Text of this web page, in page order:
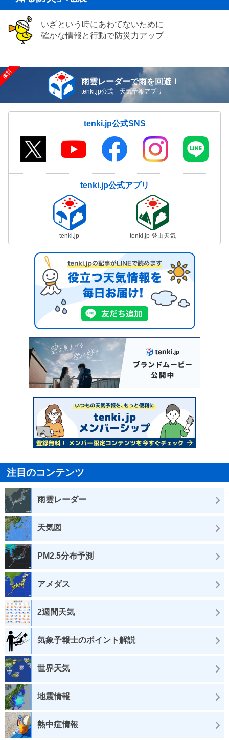
いざという時にあわてないために
確かな情報と行動で防災力アップ
雨雲レーダーで雨を回避！
tenki.jp公式 天気予報アプリ
tenki.jp公式SNS
tenki.jp公式アプリ
tenki.jp tenki.jp 登山天気
注目のコンテンツ
雨雲レーダー
天気図
PM2.5分布予測
アメダス
2週間天気
気象予報士のポイント解説
世界天気
地震情報
熱中症情報